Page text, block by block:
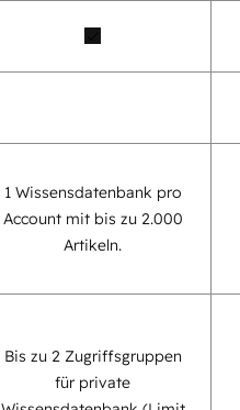
1 Wissensdatenbank pro
Account mit bis zu 2.000
Artikeln.
Bis zu 2 Zugriffsgruppen
für private